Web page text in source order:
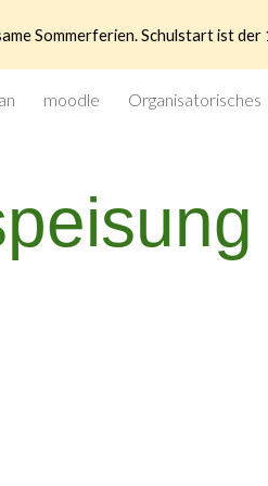
Skip to
Sommerferien. Schulstart ist
moodle Organisatorisches